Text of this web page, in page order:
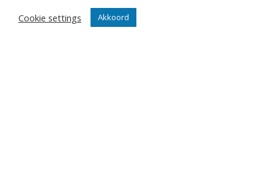
office@knackvolley.be
Cookie settings
Akkoord